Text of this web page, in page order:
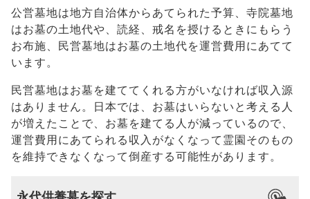
公営墓地は地方自治体からあてられた予算、寺院墓地
はお墓の土地代や、読経、戒名を授けるときにもらう
お布施、民営墓地はお墓の土地代を運営費用にあてて
います。
民営墓地はお墓を建ててくれる方がいなければ収入源
はありません。日本では、お墓はいらないと考える人
が増えたことで、お墓を建てる人が減っているので、
運営費用にあてられる収入がなくなって霊園そのもの
を維持できなくなって倒産する可能性があります。